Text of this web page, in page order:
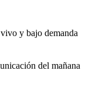
y bajo demanda
del mañana